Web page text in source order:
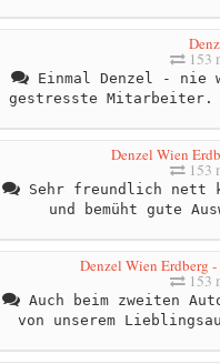
153
Einmal Denzel - nie
gestresste Mitarbeiter.
Denzel Wien
153
Sehr freundlich nett
und bemüht gute
Denzel Wien Erdberg
153
Auch beim zweiten
von unserem